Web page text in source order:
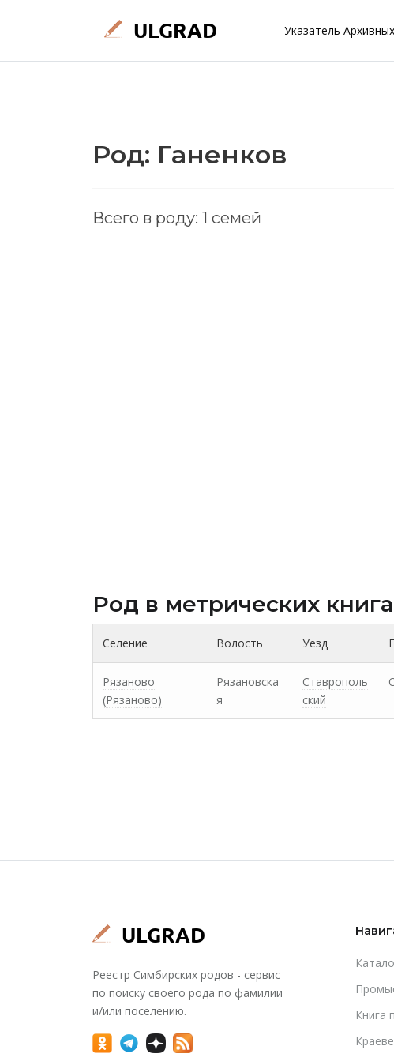
Указатель
Род: Ганенков
Всего в роду: 1 семей
Род в метрических
Селение Волость Уезд
Рязаново
(Рязаново)
Рязановска
я
Ставрополь
ский
Реестр Симбирских родов - сервис
по поиску своего рода по фамилии
и/или поселению.
Книга